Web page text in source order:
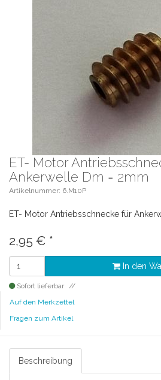
ET- Motor
Ankerwelle Dm = 2mm
Artikelnummer: 6.M10P
ET- Motor Antriebsschnecke für
2,95 € *
In den
Sofort lieferbar
Auf den Merkzettel
Fragen zum Artikel
Beschreibung